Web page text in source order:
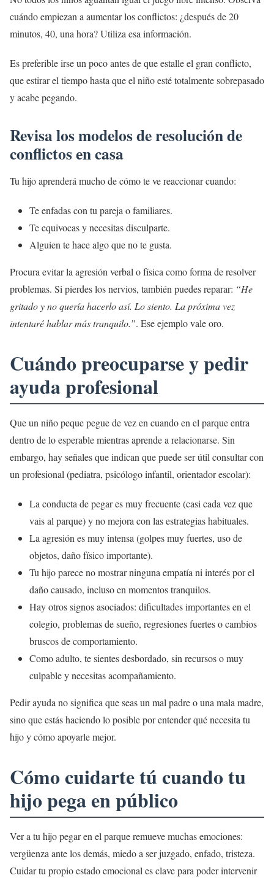
cuándo empiezan a aumentar los conflictos: ¿después de 20
minutos, 40, una hora? Utiliza esa información.
Es preferible irse un poco antes de que estalle el gran conflicto,
que estirar el tiempo hasta que el niño esté totalmente sobrepasado
y acabe pegando.
Revisa los modelos de resolución de
conflictos en casa
Tu hijo aprenderá mucho de cómo te ve reaccionar cuando:
Te enfadas con tu pareja o familiares.
Te equivocas y necesitas disculparte.
Alguien te hace algo que no te gusta.
Procura evitar la agresión verbal o física como forma de resolver
problemas. Si pierdes los nervios, también puedes reparar: “He
gritado y no quería hacerlo así. Lo siento. La próxima vez
intentaré hablar más tranquilo.”. Ese ejemplo vale oro.
Cuándo preocuparse y pedir
ayuda profesional
Que un niño peque pegue de vez en cuando en el parque entra
dentro de lo esperable mientras aprende a relacionarse. Sin
embargo, hay señales que indican que puede ser útil consultar con
un profesional (pediatra, psicólogo infantil, orientador escolar):
La conducta de pegar es muy frecuente (casi cada vez que
vais al parque) y no mejora con las estrategias habituales.
La agresión es muy intensa (golpes muy fuertes, uso de
objetos, daño físico importante).
Tu hijo parece no mostrar ninguna empatía ni interés por el
daño causado, incluso en momentos tranquilos.
Hay otros signos asociados: dificultades importantes en el
colegio, problemas de sueño, regresiones fuertes o cambios
bruscos de comportamiento.
Como adulto, te sientes desbordado, sin recursos o muy
culpable y necesitas acompañamiento.
Pedir ayuda no significa que seas un mal padre o una mala madre,
sino que estás haciendo lo posible por entender qué necesita tu
hijo y cómo apoyarle mejor.
Cómo cuidarte tú cuando tu
hijo pega en público
Ver a tu hijo pegar en el parque remueve muchas emociones:
vergüenza ante los demás, miedo a ser juzgado, enfado, tristeza.
Cuidar tu propio estado emocional es clave para poder intervenir